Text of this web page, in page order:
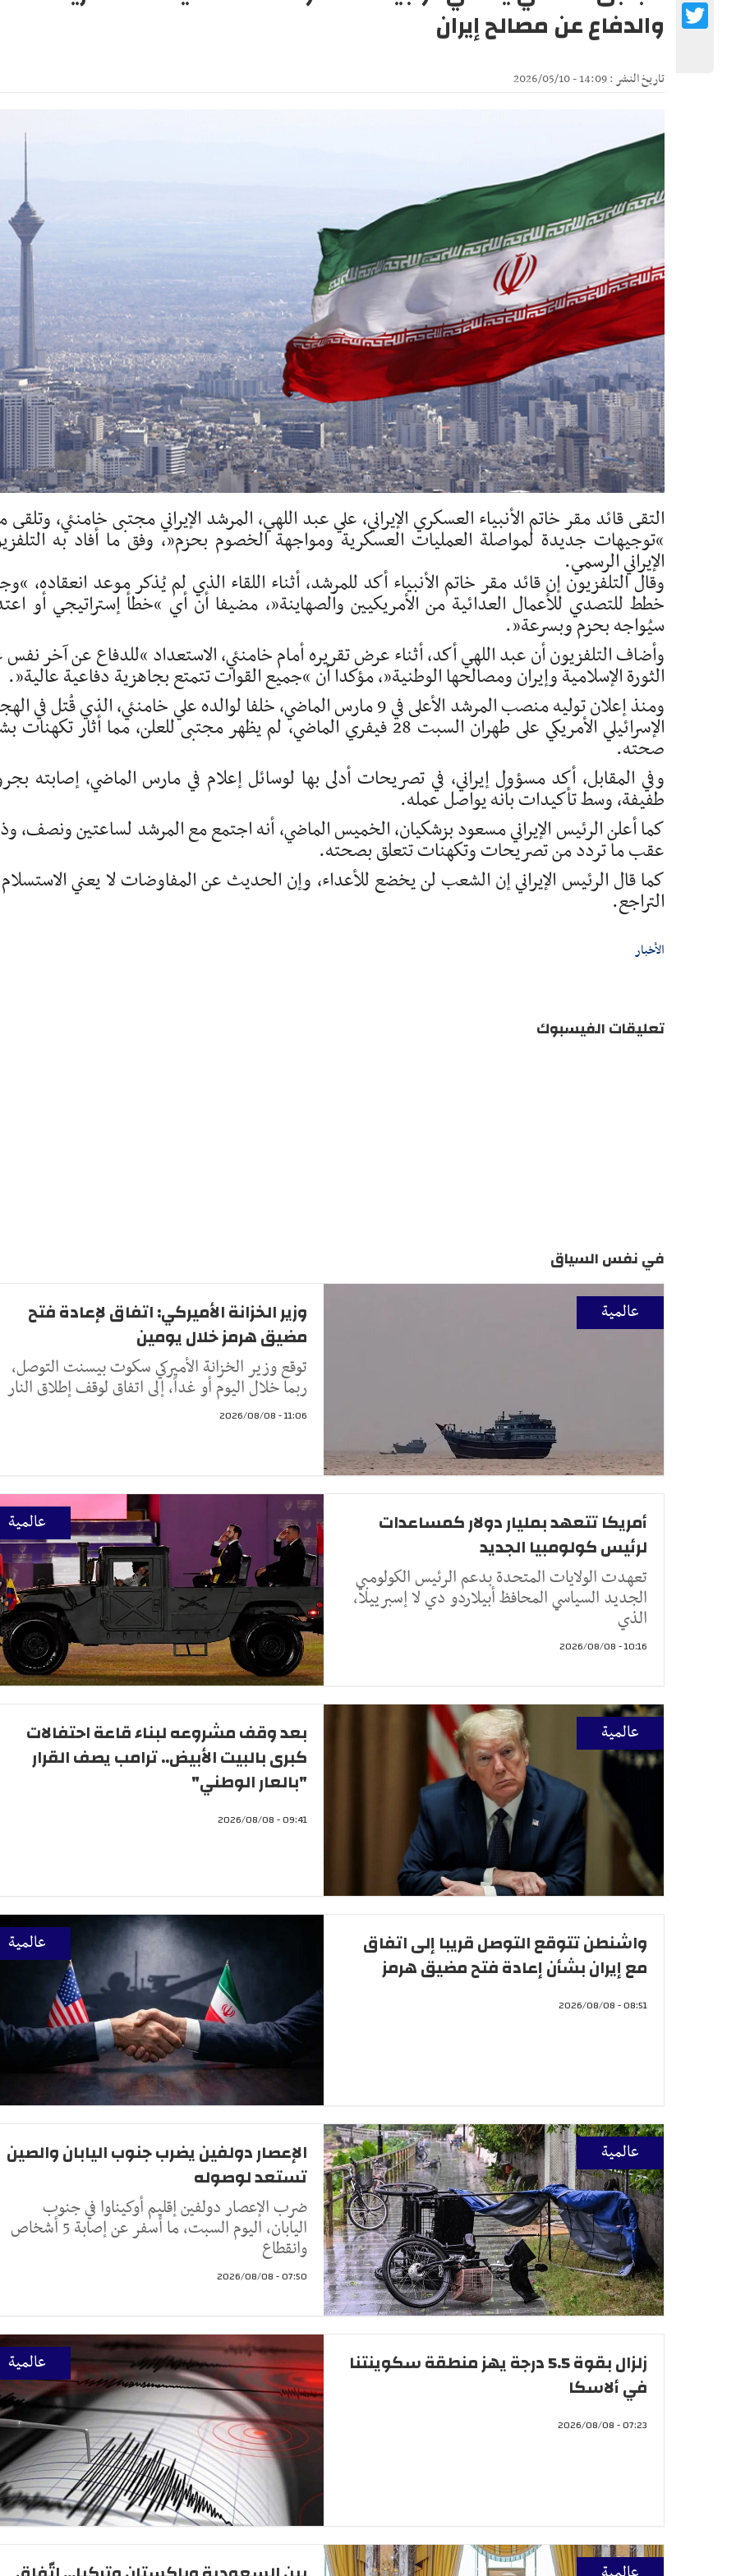
والدفاع عن مصالح إيران
تاريخ النشر : 14:09 - 2026/05/10
التقى قائد مقر خاتم الأنبياء العسكري الإيراني، علي عبد اللهي، المرشد الإيراني مجتبى خامنئي، وتلقى
“توجيهات جديدة لمواصلة العمليات العسكرية ومواجهة الخصوم بحزم”، وفق ما أفاد به
الإيراني الرسمي.
وقال التلفزيون إن قائد مقر خاتم الأنبياء أكد للمرشد، أثناء اللقاء الذي لم يُذكر موعد انعقاده،
خطط للتصدي للأعمال العدائية من الأمريكيين والصهاينة”، مضيفا أن أي “خطأ إستراتيجي أو
سيُواجه بحزم وبسرعة”.
وأضاف التلفزيون أن عبد اللهي أكد، أثناء عرض تقريره أمام خامنئي، الاستعداد “للدفاع عن آخر
الثورة الإسلامية وإيران ومصالحها الوطنية”، مؤكدا أن “جميع القوات تتمتع بجاهزية دفاعية عالية”.
ومنذ إعلان توليه منصب المرشد الأعلى في 9 مارس الماضي، خلفا لوالده علي خامنئي، الذي قُتل في
الإسرائيلي الأمريكي على طهران السبت 28 فيفري الماضي، لم يظهر مجتبى للعلن، مما أثار
صحته.
وفي المقابل، أكد مسؤول إيراني، في تصريحات أدلى بها لوسائل إعلام في مارس الماضي، إصابته
طفيفة، وسط تأكيدات بأنه يواصل عمله.
كما أعلن الرئيس الإيراني مسعود بزشكيان، الخميس الماضي، أنه اجتمع مع المرشد لساعتين ونصف،
عقب ما تردد من تصريحات وتكهنات تتعلق بصحته.
كما قال الرئيس الإيراني إن الشعب لن يخضع للأعداء، وإن الحديث عن المفاوضات لا يعني
التراجع.
الأخبار
Twitter
تعليقات الفيسبوك
في نفس السياق
عالمية
وزير الخزانة الأميركي: اتفاق لإعادة فتح
مضيق هرمز خلال يومين
توقع وزير الخزانة الأميركي سكوت بيسنت التوصل،
ربما خلال اليوم أو غداً، إلى اتفاق لوقف إطلاق النار
11:06 - 2026/08/08
عالمية
أمريكا تتعهد بمليار دولار كمساعدات
لرئيس كولومبيا الجديد
تعهدت الولايات المتحدة بدعم الرئيس الكولومبي
الجديد السياسي المحافظ أبيلاردو دي لا إسبرييلا،
الذي
10:16 - 2026/08/08
عالمية
بعد وقف مشروعه لبناء قاعة احتفالات
كبرى بالبيت الأبيض.. ترامب يصف القرار
"بالعار الوطني"
09:41 - 2026/08/08
عالمية
واشنطن تتوقع التوصل قريبا إلى اتفاق
مع إيران بشأن إعادة فتح مضيق هرمز
08:51 - 2026/08/08
عالمية
الإعصار دولفين يضرب جنوب اليابان والصين
تستعد لوصوله
ضرب الإعصار دولفين إقليم أوكيناوا في جنوب
اليابان، اليوم السبت، ما أسفر عن إصابة 5 أشخاص
وانقطاع
07:50 - 2026/08/08
عالمية
زلزال بقوة 5.5 درجة يهز منطقة سكوينتنا
في ألاسكا
07:23 - 2026/08/08